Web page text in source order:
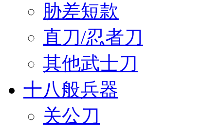
胁差短款
直刀/忍者刀
其他武士刀
十八般兵器
关公刀